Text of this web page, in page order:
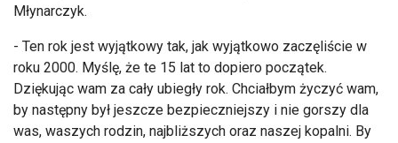
Młynarczyk.
- Ten rok jest wyjątkowy tak, jak wyjątkowo zaczęliście w
roku 2000. Myślę, że te 15 lat to dopiero początek.
Dziękując wam za cały ubiegły rok. Chciałbym życzyć wam,
by następny był jeszcze bezpieczniejszy i nie gorszy dla
was, waszych rodzin, najbliższych oraz naszej kopalni. By